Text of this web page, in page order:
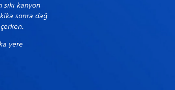
kanyon
sonra dağ
yere